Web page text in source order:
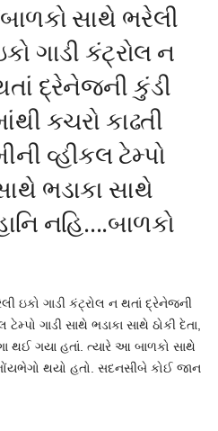
સાથે ભરેલી
ગાડી કંટ્રોલ ન
દ્રેનેજની કુંડી
કચરો કાઢતી
વ્હીકલ ટેમ્પો
ભડાકા સાથે
નહિ….બાળકો
ઇકો ગાડી કંટ્રોલ ન થતાં દ્રેનેજની
ગાડી સાથે ભડાકા સાથે ઠોકી દેતા,
ગયા હતાં. ત્યારે આ બાળકો સાથે
ભોંયભેગો થયો હતો. સદનસીબે કોઈ જાન